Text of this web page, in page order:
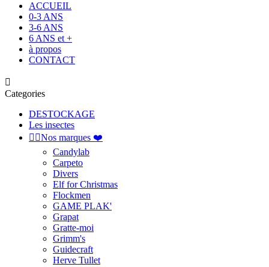
ACCUEIL
0-3 ANS
3-6 ANS
6 ANS et +
à propos
CONTACT

Categories
DESTOCKAGE
Les insectes
 Nos marques ❤️
Candylab
Carpeto
Divers
Elf for Christmas
Flockmen
GAME PLAK'
Grapat
Gratte-moi
Grimm's
Guidecraft
Herve Tullet